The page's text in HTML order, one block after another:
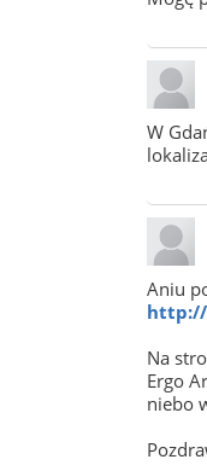
W
Aniu
Na
Ergo
niebo